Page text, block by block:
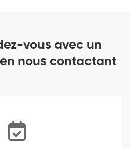
vous avec un
nous contactant